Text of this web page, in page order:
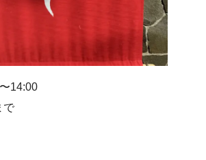
14:00
で